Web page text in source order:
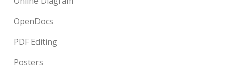
OpenDocs
PDF Editing
Posters